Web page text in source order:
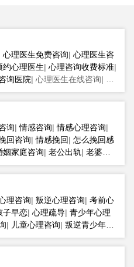
心理医生免费咨询| 心理医生咨
约心理医生| 心理咨询收费标准|
询医院| 心理医生在线咨询|
询|情感咨询|情感心理咨询|
回咨询|情感挽回| 怎么挽回感
姻家庭咨询| 老公出轨| 老婆出
理咨询| 叛逆心理咨询| 考前心
子早恋| 心理疏导| 青少年心理
| 儿童心理咨询| 叛逆青少年学